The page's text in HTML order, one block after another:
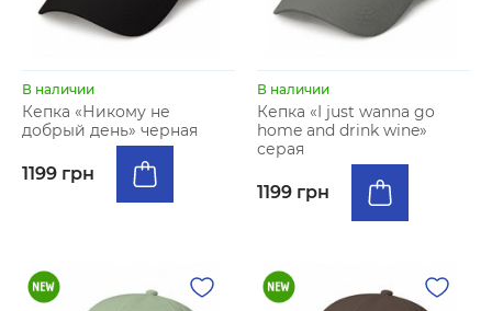
В наличии
Кепка «Никому не
добрый день» черная
1199 грн
В наличии
Кепка «I just wanna go
home and drink wine»
серая
1199 грн